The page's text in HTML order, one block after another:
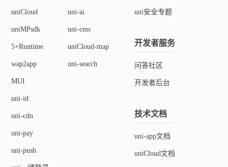
uniCloud
uniMPsdk
5+Runtime
wap2app
MUI
uni-id
uni-cdn
uni-pay
uni-push
uni-ai
uni-cms
uniCloud-map
uni-search
uni安全专题
开发者服务
问答社区
开发者后台
技术文档
uni-app文档
uniCloud文档